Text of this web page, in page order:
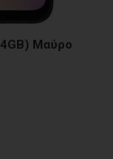
Μαύρο